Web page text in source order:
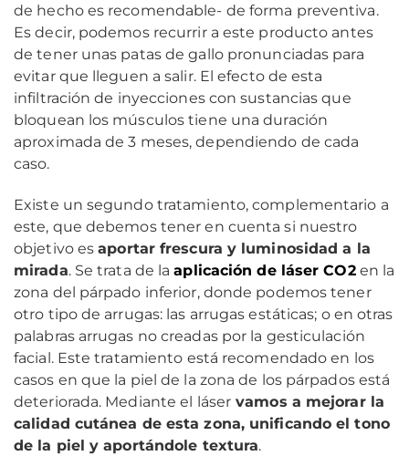
de hecho es recomendable- de forma preventiva.
Es decir, podemos recurrir a este producto antes
de tener unas patas de gallo pronunciadas para
evitar que lleguen a salir. El efecto de esta
infiltración de inyecciones con sustancias que
bloquean los músculos tiene una duración
aproximada de 3 meses, dependiendo de cada
caso.
Existe un segundo tratamiento, complementario a
este, que debemos tener en cuenta si nuestro
objetivo esaportar frescura y luminosidad a la
mirada. Se trata de laaplicación de láser CO2en la
zona del párpado inferior, donde podemos tener
otro tipo de arrugas: las arrugas estáticas; o en otras
palabras arrugas no creadas por la gesticulación
facial. Este tratamiento está recomendado en los
casos en que la piel de la zona de los párpados está
deteriorada. Mediante el láser vamos a mejorar la
calidad cutánea de esta zona, unificando el tono
de la piel y aportándole textura.